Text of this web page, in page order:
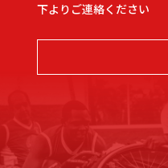
下よりご連絡ください